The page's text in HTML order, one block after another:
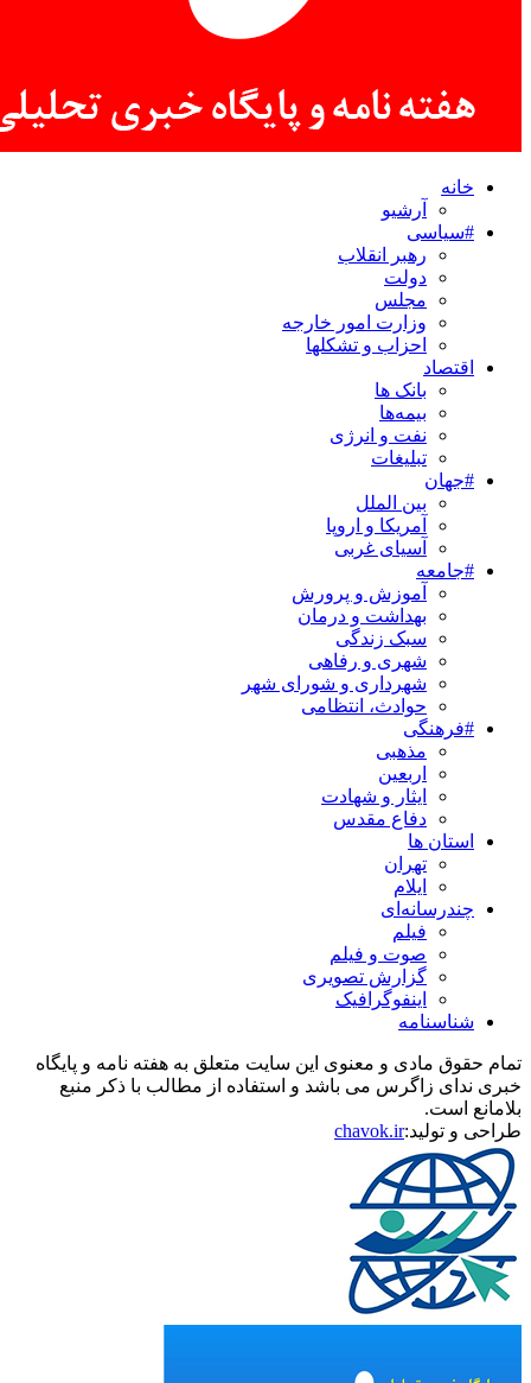
خانه
آرشیو
#سیاسی
رهبر انقلاب
دولت
مجلس
وزارت امور خارجه
احزاب و تشکلها
اقتصاد
بانک ها
بیمه‌ها
نفت و انرژی
تبلیغات
#جهان
بین الملل
آمریکا و اروپا
آسیای غربی
#جامعه
آموزش و پرورش
بهداشت و درمان
سبک زندگی
شهری و رفاهی
شهرداری و شورای شهر
حوادث، انتظامی
#فرهنگی
مذهبی
اربعین
ایثار و شهادت
دفاع مقدس
استان ها
تهران
ایلام
چندرسانه‌ای
فیلم
صوت و فیلم
گزارش تصویری
اینفوگرافیک
شناسنامه
تمام حقوق مادی و معنوی این سایت متعلق به هفته نامه و پایگاه
خبری ندای زاگرس می باشد و استفاده از مطالب با ذکر منبع
بلامانع است.
طراحی و تولید:chavok.ir